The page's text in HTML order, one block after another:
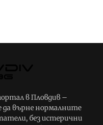
в Пловдив –
да върне нормалните
без истерични